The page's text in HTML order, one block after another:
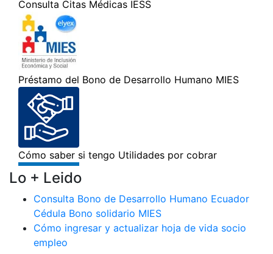
Lo + Leido
Consulta Bono de Desarrollo Humano Ecuador
Cédula Bono solidario MIES
Cómo ingresar y actualizar hoja de vida socio
empleo